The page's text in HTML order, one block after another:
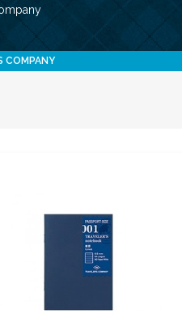
COMPANY